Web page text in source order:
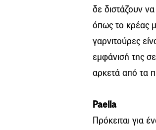
δε διστάζουν
όπως το κρέας
γαρνιτούρες
εμφάνισή της
αρκετά από τα
Paella
Πρόκειται για